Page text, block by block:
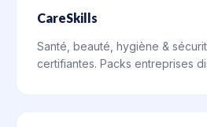
CareSkills
Santé, beauté, hygiène &
certifiantes. Packs entreprises